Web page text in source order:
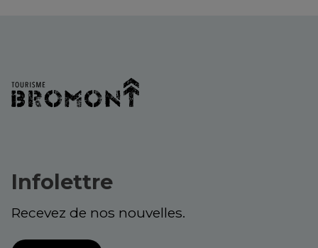
Infolettre
Recevez de nos nouvelles.